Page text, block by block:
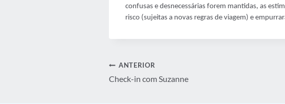
confusas e desnecessárias forem mantidas, as
risco (sujeitas a novas regras de viagem) e
Navegação
ANTERIOR
Check-in com Suzanne